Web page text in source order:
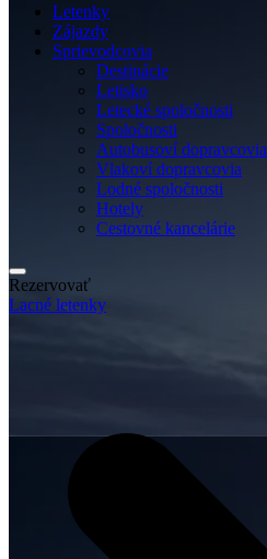
Letenky
Zájazdy
Sprievodcovia
Destinácie
Letisko
Letecké spoločnosti
Spoločnosti
Autobusoví dopravcovia
Vlakoví dopravcovia
Lodné spoločnosti
Hotely
Cestovné kancelárie
Rezervovať
Lacné letenky